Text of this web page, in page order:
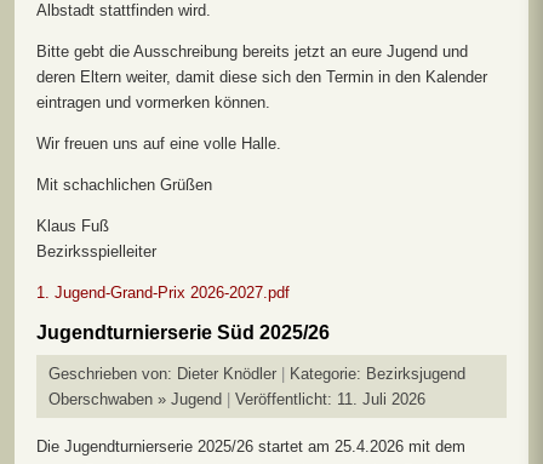
Albstadt stattfinden wird.
Bitte gebt die Ausschreibung bereits jetzt an eure Jugend und
deren Eltern weiter, damit diese sich den Termin in den Kalender
eintragen und vormerken können.
Wir freuen uns auf eine volle Halle.
Mit schachlichen Grüßen
Klaus Fuß
Bezirksspielleiter
1. Jugend-Grand-Prix 2026-2027.pdf
Jugendturnierserie Süd 2025/26
Geschrieben von: Dieter Knödler Kategorie: Bezirksjugend
Oberschwaben » Jugend
Veröffentlicht: 11. Juli 2026
Die Jugendturnierserie 2025/26 startet am 25.4.2026 mit dem